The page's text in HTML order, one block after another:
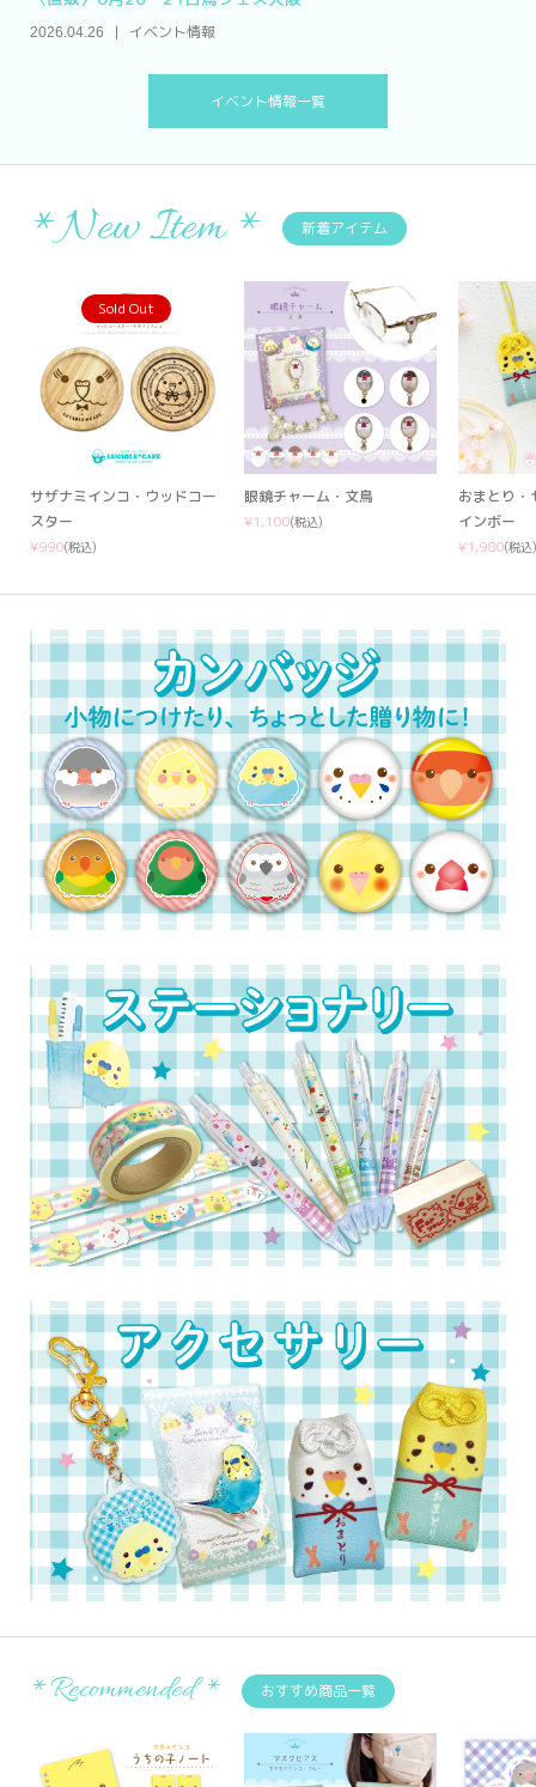
2026.04.26 イベント情報
イベント情報一覧
*New Item * 新着アイテム
Sold Out
サザナミインコ・ウッドコー
スター
¥990(税込)
眼鏡チャーム・文鳥
¥1,100(税込)
おまとり・
インボー
¥1,980(税込)
*Recommended * おすすめ商品一覧